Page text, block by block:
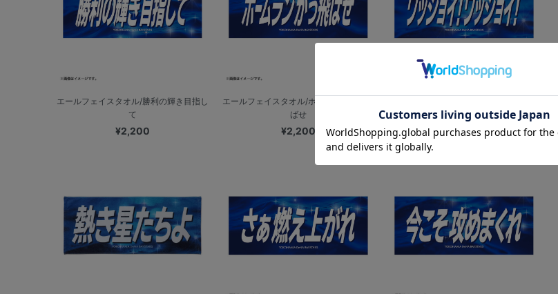
エールフェイスタオル/勝利の輝き目指し
て
¥2,200
エールフェイスタオル/ホームランかっ飛
ばせ
¥2,200
ッ...
¥2,200